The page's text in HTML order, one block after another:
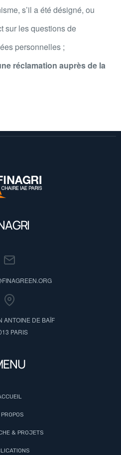
s’il a été désigné, ou
sur les questions de
personnelles ;
réclamation auprès de la
ANTOINE DE BAÏF
PARIS
& PROJETS